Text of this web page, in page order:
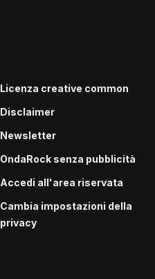
Licenza creative common
Disclaimer
Newsletter
OndaRock senza pubblicità
Accedi all'area riservata
Cambia impostazioni della
privacy